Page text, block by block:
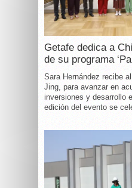
Getafe dedica a
de su programa
Sara Hernández recibe
Jing, para avanzar en
inversiones y desarrollo
edición del evento se